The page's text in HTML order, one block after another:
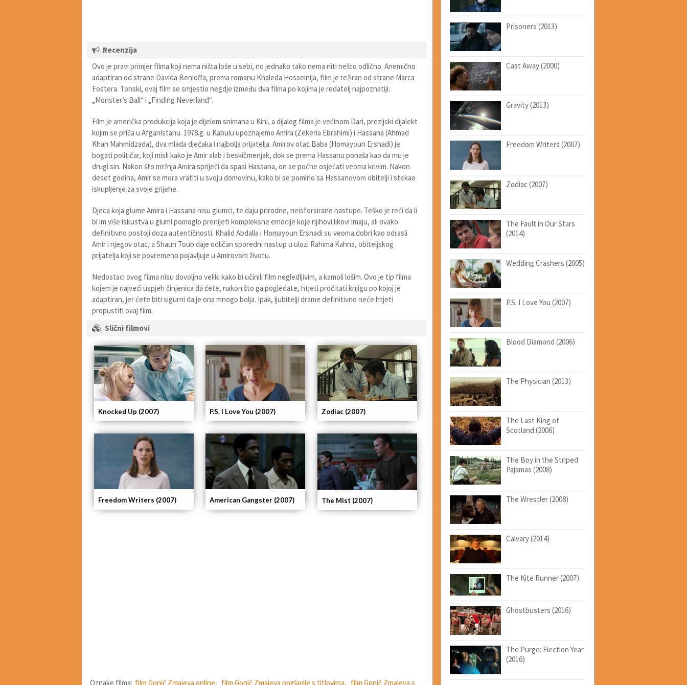
Recenzija
Ovo je pravi primjer filma koji nema ništa loše u sebi, no jednako tako nema niti nešto odlično. Anemično
adaptiran od strane Davida Benioffa, prema romanu Khaleda Hosseinija, film je režiran od strane Marca
Fostera. Tonski, ovaj film se smjestio negdje između dva filma po kojima je redatelj najpoznatiji:
„Monster’s Ball“ i „Finding Neverland“.
Film je američka produkcija koja je dijelom snimana u Kini, a dijalog filma je većinom Dari, prezijski dijalekt
kojim se priča u Afganistanu. 1978.g. u Kabulu upoznajemo Amira (Zekeria Ebrahimi) i Hassana (Ahmad
Khan Mahmidzada), dva mlada dječaka i najbolja prijatelja. Amirov otac Baba (Homayoun Ershadi) je
bogati političar, koji misli kako je Amir slab i beskičmenjak, dok se prema Hassanu ponaša kao da mu je
drugi sin. Nakon što mržnja Amira spriječi da spasi Hassana, on se počne osjećati veoma krivim. Nakon
deset godina, Amir se mora vratiti u svoju domovinu, kako bi se pomirio sa Hassanovom obitelji i stekao
iskupljenje za svoje grijehe.
Djeca koja glume Amira i Hassana nisu glumci, te daju prirodne, neisforsirane nastupe. Teško je reći da li
bi im više iskustva u glumi pomoglo prenijeti kompleksne emocije koje njihovi likovi imaju, ali ovako
definitivno postoji doza autentičnosti. Khalid Abdalla i Homayoun Ershadi su veoma dobri kao odrasli
Amir i njegov otac, a Shaun Toub daje odličan sporedni nastup u ulozi Rahima Kahna, obiteljskog
prijatelja koji se povremeno pojavljuje u Amirovom životu.
Nedostaci ovog filma nisu dovoljno veliki kako bi učinili film negledljivim, a kamoli lošim. Ovo je tip filma
kojem je najveći uspjeh činjenica da ćete, nakon što ga pogledate, htjeti pročitati knjigu po kojoj je
adaptiran, jer ćete biti sigurni da je ona mnogo bolja. Ipak, ljubitelji drame definitivno neće htjeti
propustiti ovaj film.
Slični filmovi
The Mist (2007)
American Gangster (2007)
Freedom Writers (2007)
Zodiac (2007)
P.S. I Love You (2007)
Knocked Up (2007)
Oznake filma: film Gonič Zmajeva online, film Gonič Zmajeva poglavlje s titlovima, film Gonič Zmajeva s
Prisoners (2013)
Cast Away (2000)
Gravity (2013)
Freedom Writers (2007)
Zodiac (2007)
The Fault in Our Stars
(2014)
Wedding Crashers (2005)
P.S. I Love You (2007)
Blood Diamond (2006)
The Physician (2013)
The Last King of
Scotland (2006)
The Boy in the Striped
Pajamas (2008)
The Wrestler (2008)
Calvary (2014)
The Kite Runner (2007)
Ghostbusters (2016)
The Purge: Election Year
(2016)